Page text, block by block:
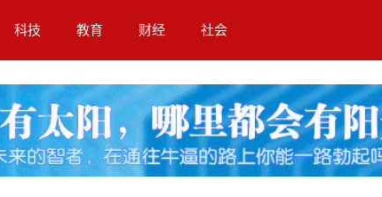
科技 教育 财经 社会